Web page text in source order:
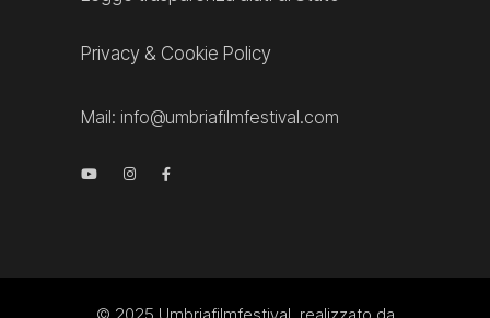
Privacy & Cookie Policy
Mail: info@umbriafilmfestival.com